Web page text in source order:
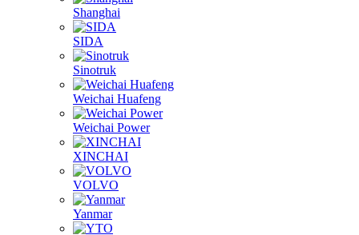
Shanghai
SIDA
Sinotruk
Weichai Huafeng
Weichai Power
XINCHAI
VOLVO
Yanmar